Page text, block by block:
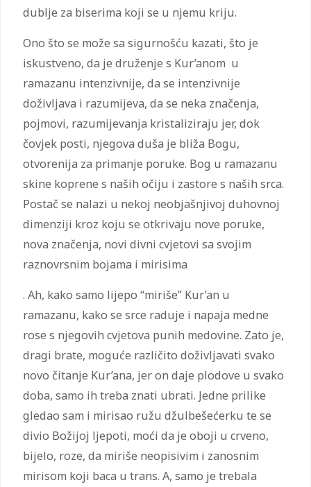
dublje za biserima koji se u njemu kriju.
Ono što se može sa sigurnošću kazati, što je
iskustveno, da je druženje s Kur’anom u
ramazanu intenzivnije, da se intenzivnije
doživljava i razumijeva, da se neka značenja,
pojmovi, razumijevanja kristaliziraju jer, dok
čovjek posti, njegova duša je bliža Bogu,
otvorenija za primanje poruke. Bog u ramazanu
skine koprene s naših očiju i zastore s naših srca.
Postač se nalazi u nekoj neobjašnjivoj duhovnoj
dimenziji kroz koju se otkrivaju nove poruke,
nova značenja, novi divni cvjetovi sa svojim
raznovrsnim bojama i mirisima
. Ah, kako samo lijepo “miriše” Kur’an u
ramazanu, kako se srce raduje i napaja medne
rose s njegovih cvjetova punih medovine. Zato je,
dragi brate, moguće različito doživljavati svako
novo čitanje Kur’ana, jer on daje plodove u svako
doba, samo ih treba znati ubrati. Jedne prilike
gledao sam i mirisao ružu džulbešećerku te se
divio Božijoj ljepoti, moći da je oboji u crveno,
bijelo, roze, da miriše neopisivim i zanosnim
mirisom koji baca u trans. A, samo je trebala